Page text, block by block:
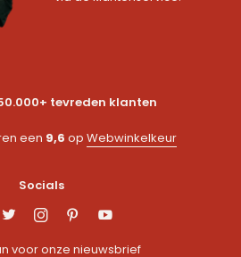
tevreden klanten
een 9,6 op Webwinkelkeur
Socials
voor onze nieuwsbrief